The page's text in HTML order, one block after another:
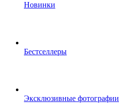
Новинки
Бестселлеры
Эксклюзивные фотографии